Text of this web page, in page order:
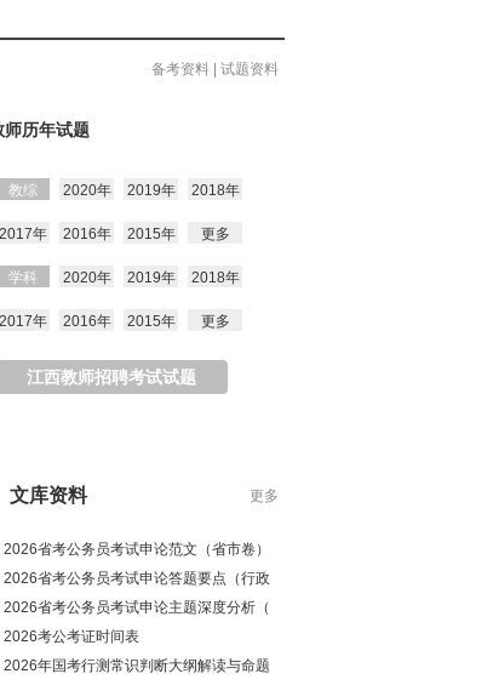
备考资料 试题资料
师历年试题
教综 2020年 2019年 2018年
2017年 2016年 2015年 更多
学科 2020年 2019年 2018年
2017年 2016年 2015年 更多
江西教师招聘考试试题
文库资料 更多
2026省考公务员考试申论范文（省市卷）
2026省考公务员考试申论答题要点（行政
2026省考公务员考试申论主题深度分析（
2026考公考证时间表
2026年国考行测常识判断大纲解读与命题